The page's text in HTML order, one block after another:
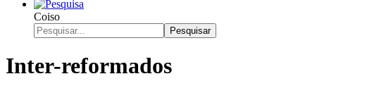
Coiso
Pesquisar
Inter-reformados